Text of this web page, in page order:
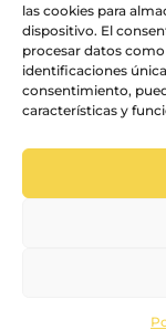
las cookies para
dispositivo. El
procesar datos
identificaciones
consentimiento,
características y